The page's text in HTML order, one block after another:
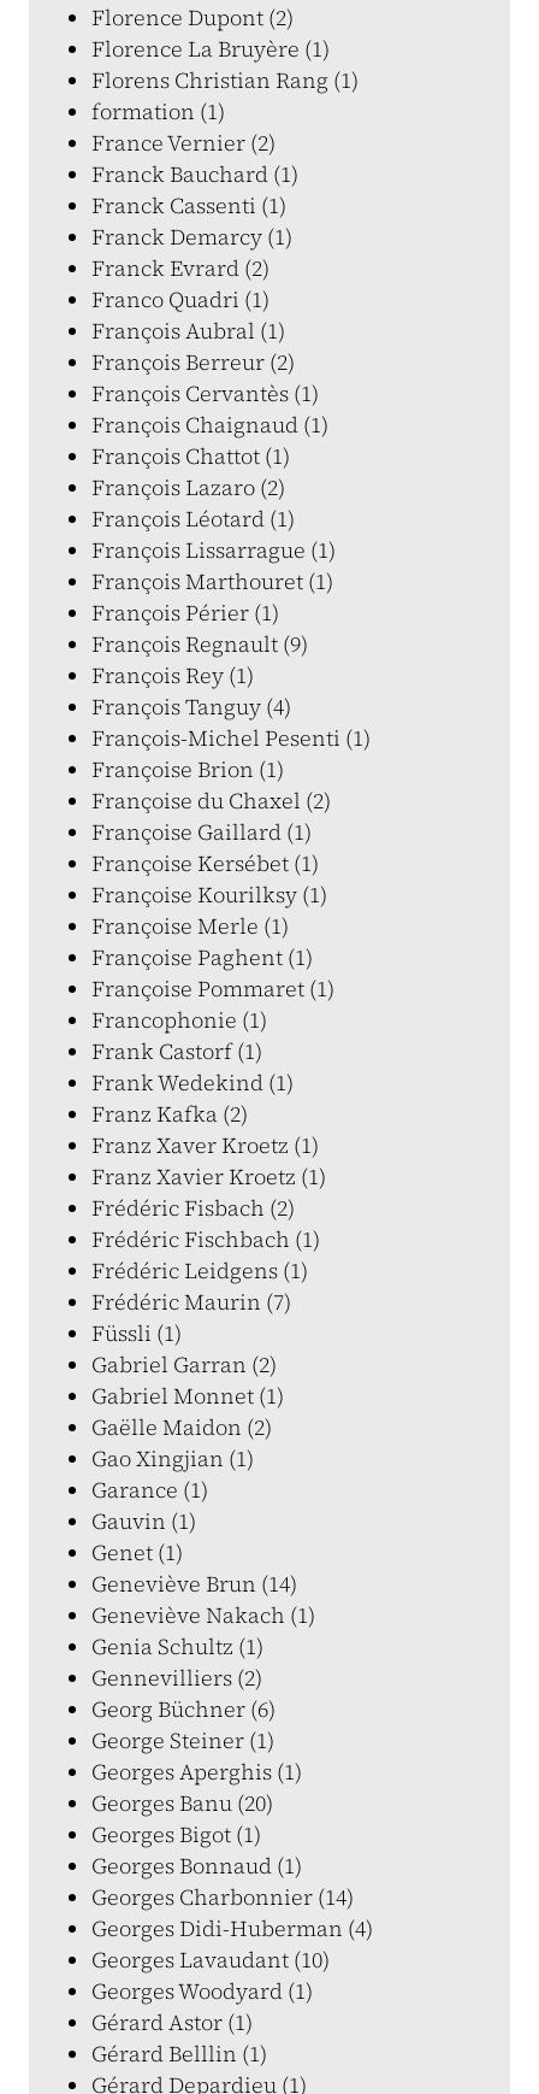
Florence Dupont (2)
Florence La Bruyère (1)
Florens Christian Rang (1)
formation (1)
France Vernier (2)
Franck Bauchard (1)
Franck Cassenti (1)
Franck Demarcy (1)
Franck Evrard (2)
Franco Quadri (1)
François Aubral (1)
François Berreur (2)
François Cervantès (1)
François Chaignaud (1)
François Chattot (1)
François Lazaro (2)
François Léotard (1)
François Lissarrague (1)
François Marthouret (1)
François Périer (1)
François Regnault (9)
François Rey (1)
François Tanguy (4)
François-Michel Pesenti (1)
Françoise Brion (1)
Françoise du Chaxel (2)
Françoise Gaillard (1)
Françoise Kersébet (1)
Françoise Kourilksy (1)
Françoise Merle (1)
Françoise Paghent (1)
Françoise Pommaret (1)
Francophonie (1)
Frank Castorf (1)
Frank Wedekind (1)
Franz Kafka (2)
Franz Xaver Kroetz (1)
Franz Xavier Kroetz (1)
Frédéric Fisbach (2)
Frédéric Fischbach (1)
Frédéric Leidgens (1)
Frédéric Maurin (7)
Füssli (1)
Gabriel Garran (2)
Gabriel Monnet (1)
Gaëlle Maidon (2)
Gao Xingjian (1)
Garance (1)
Gauvin (1)
Genet (1)
Geneviève Brun (14)
Geneviève Nakach (1)
Genia Schultz (1)
Gennevilliers (2)
Georg Büchner (6)
George Steiner (1)
Georges Aperghis (1)
Georges Banu (20)
Georges Bigot (1)
Georges Bonnaud (1)
Georges Charbonnier (14)
Georges Didi-Huberman (4)
Georges Lavaudant (10)
Georges Woodyard (1)
Gérard Astor (1)
Gérard Belllin (1)
Gérard Depardieu (1)